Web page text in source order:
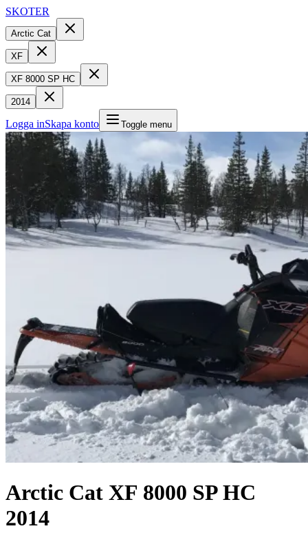
SKOTER
Arctic Cat
XF
XF 8000 SP HC
2014
Logga inSkapa konto Toggle menu
Arctic Cat XF 8000 SP HC
2014